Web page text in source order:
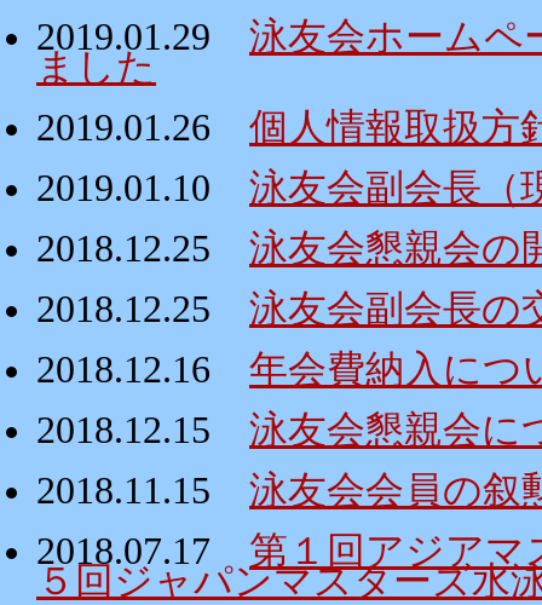
2019.01.29
泳友会ホームペ
ました
2019.01.26
個人情報取扱方
2019.01.10
泳友会副会長（
2018.12.25
泳友会懇親会の
2018.12.25
泳友会副会長の
2018.12.16
年会費納入につ
2018.12.15
泳友会懇親会に
2018.11.15
泳友会会員の叙
2018.07.17
第１回アジア
５回ジャパンマスターズ水